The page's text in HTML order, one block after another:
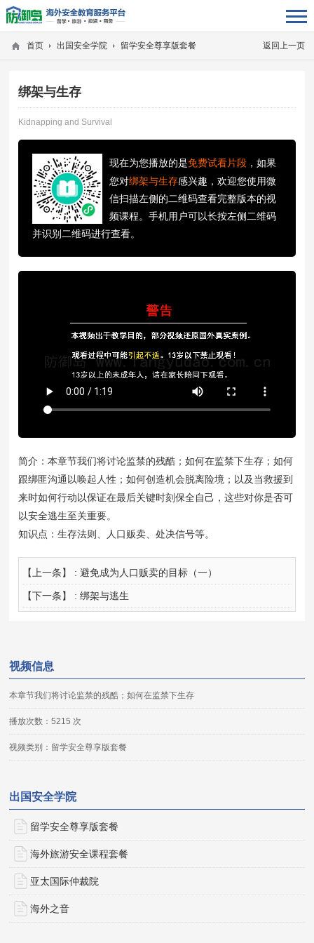
返回上一页
首页 出国安全学院 留学安全尊享版套餐
绑架与生存
Kidnapping and Survival
现在为您播放的是免费试看片段 ，如果
您对绑架与生存感兴趣，欢迎您使用微
信扫描左侧的二维码查看完整版本的视
频课程。手机用户可以长按左侧二维码
并识别二维码进行查看。
简介：本章节我们将讨论监禁的残酷；如何在监禁下生存；如何
跟绑匪沟通以唤起人性；如何创造机会脱离险境；以及当救援到
来时如何行动以保证在最后关键时刻保全自己，这些对你是否可
以安全逃生至关重要。
知识点：生存法则、人口贩卖、处决信号等。
【上一条】 :避免成为人口贩卖的目标（一）
【下一条】 :绑架与逃生
视频信息
本章节我们将讨论监禁的残酷；如何在监禁下生存
播放次数：5215 次
视频类别：留学安全尊享版套餐
出国安全学院
留学安全尊享版套餐
海外旅游安全课程套餐
亚太国际仲裁院
海外之音